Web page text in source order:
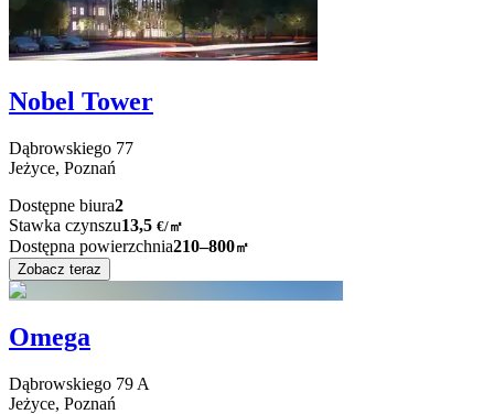
Nobel Tower
Dąbrowskiego 77
Jeżyce, Poznań
Dostępne biura2
Stawka czynszu13,5 €/㎡
Dostępna powierzchnia210–800㎡
Zobacz teraz
Omega
Dąbrowskiego 79 A
Jeżyce, Poznań